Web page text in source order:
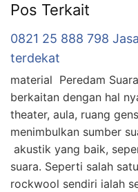
Pos Terkait
0821 25 888 798
terdekat
material Peredam
berkaitan dengan hal
theater, aula, ruang
menimbulkan sumber
akustik yang baik,
suara. Seperti salah
rockwool sendiri ialah